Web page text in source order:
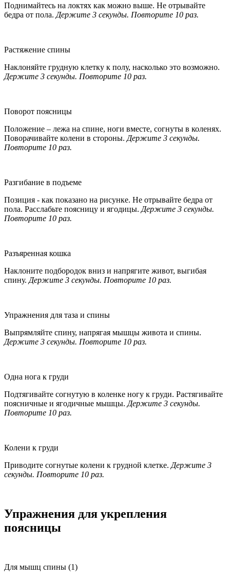
Поднимайтесь на локтях как можно выше. Не отрывайте
бедра от пола. Держите 3 секунды. Повторите 10 раз.
Растяжение спины
Наклоняйте грудную клетку к полу, насколько это возможно.
Держите 3 секунды. Повторите 10 раз.
Поворот поясницы
Положение – лежа на спине, ноги вместе, согнуты в коленях.
Поворачивайте колени в стороны. Держите 3 секунды.
Повторите 10 раз.
Разгибание в подъеме
Позиция - как показано на рисунке. Не отрывайте бедра от
пола. Расслабьте поясницу и ягодицы. Держите 3 секунды.
Повторите 10 раз.
Разъяренная кошка
Наклоните подбородок вниз и напрягите живот, выгибая
спину. Держите 3 секунды. Повторите 10 раз.
Упражнения для таза и спины
Выпрямляйте спину, напрягая мышцы живота и спины.
Держите 3 секунды. Повторите 10 раз.
Одна нога к груди
Подтягивайте согнутую в коленке ногу к груди. Растягивайте
поясничные и ягодичные мышцы. Держите 3 секунды.
Повторите 10 раз.
Колени к груди
Приводите согнутые колени к грудной клетке. Держите 3
секунды. Повторите 10 раз.
Упражнения для укрепления
поясницы
Для мышц спины (1)